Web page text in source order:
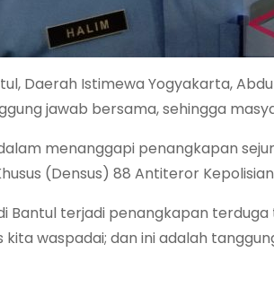
Daerah Istimewa Yogyakarta,
jawab bersama, sehingga
menanggapi penangkapan
(Densus) 88 Antiteror
Bantul terjadi penangkapan
kita waspadai; dan ini adalah